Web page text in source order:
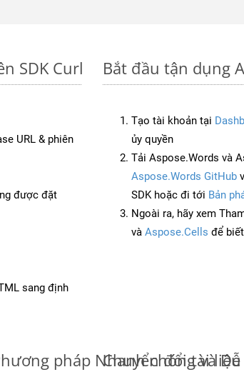
SDK Curl
URL & phiên
được đặt
sang định
Bắt đầu tận dụng
Tạo tài khoản tại
ủy quyền
Tải Aspose.Words và
Aspose.Words GitHub
SDK hoặc đi tới Bản
Ngoài ra, hãy xem
và Aspose.Cells để
pháp Nhanh chóng và
Chuyển đổi tài